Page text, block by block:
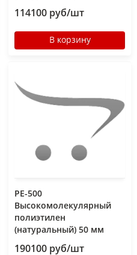
114100 руб/шт
В корзину
РЕ-500
Высокомолекулярный
полиэтилен
(натуральный) 50 мм
190100 руб/шт